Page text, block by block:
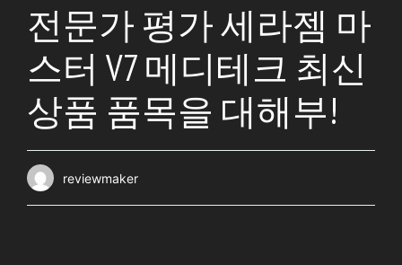
전문가 평가 세라젬 마
스터 V7 메디테크 최신
상품 품목을 대해부!
reviewmaker